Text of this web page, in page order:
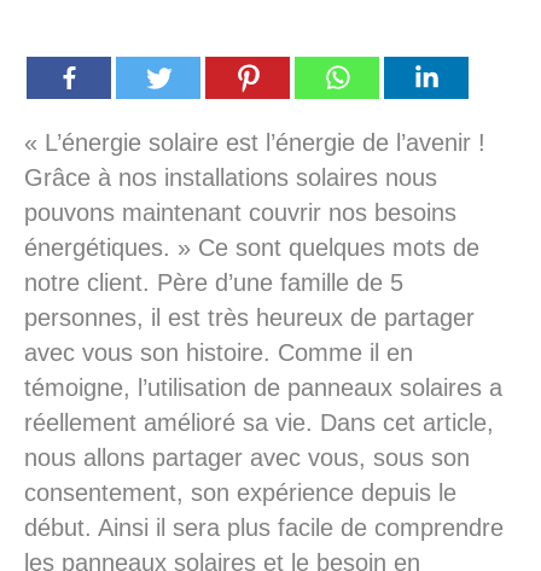
« L’énergie solaire est l’énergie de l’avenir !
Grâce à nos installations solaires nous
pouvons maintenant couvrir nos besoins
énergétiques. » Ce sont quelques mots de
notre client. Père d’une famille de 5
personnes, il est très heureux de partager
avec vous son histoire. Comme il en
témoigne, l’utilisation de panneaux solaires a
réellement amélioré sa vie. Dans cet article,
nous allons partager avec vous, sous son
consentement, son expérience depuis le
début. Ainsi il sera plus facile de comprendre
les panneaux solaires et le besoin en